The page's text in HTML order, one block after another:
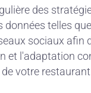
des
données telles
sociaux
et l'adaptation
votre